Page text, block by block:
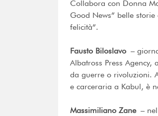
Collabora con Donna
Good News” belle
felicità”.
Fausto Biloslavo –
Albatross Press
da guerre o rivoluzioni.
e carceraria a Kabul, è
Massimiliano Zane– nel